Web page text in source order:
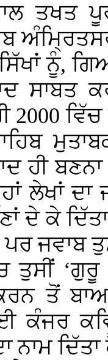
ਤਖਤ
ਨੂੰ,
ਸਾਬਤ
2000
ਹੀ
ਲੇਖਾਂ ਦਾ
ਦੇ ਕੇ
ਜਵਾਬ
‘ਗੁਰੂ
ਤੋਂ
ਕੰਜਰ
ਦਿੱਤਾ